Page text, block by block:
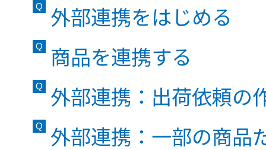
外部連携をはじめる
商品を連携する
外部連携：出荷依頼の
外部連携：一部の商品